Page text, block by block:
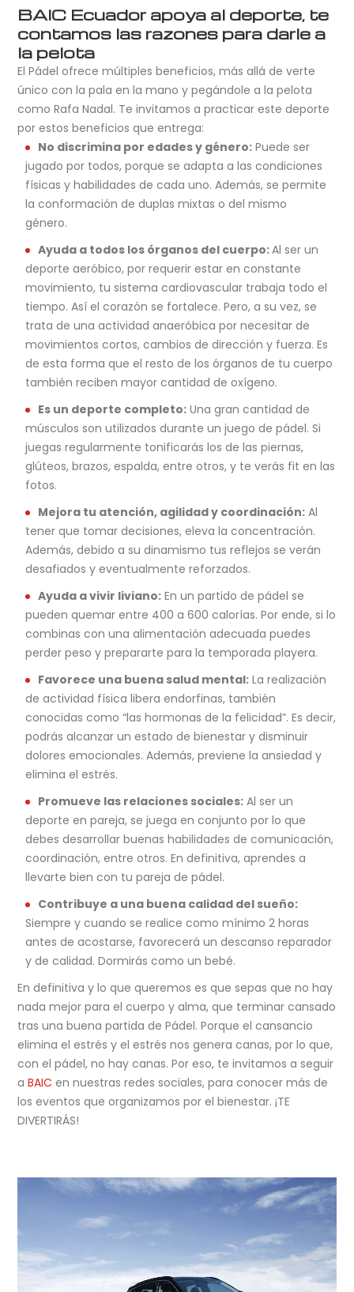
BAIC Ecuador apoya al deporte, te
contamos las razones para darle a
la pelota
El Pádel ofrece múltiples beneficios, más allá de verte
único con la pala en la mano y pegándole a la pelota
como Rafa Nadal. Te invitamos a practicar este deporte
por estos beneficios que entrega:
No discrimina por edades y género: Puede ser
jugado por todos, porque se adapta a las condiciones
físicas y habilidades de cada uno. Además, se permite
la conformación de duplas mixtas o del mismo
género.
Ayuda a todos los órganos del cuerpo:Al ser un
deporte aeróbico, por requerir estar en constante
movimiento, tu sistema cardiovascular trabaja todo el
tiempo. Así el corazón se fortalece. Pero, a su vez, se
trata de una actividad anaeróbica por necesitar de
movimientos cortos, cambios de dirección y fuerza. Es
de esta forma que el resto de los órganos de tu cuerpo
también reciben mayor cantidad de oxígeno.
Es un deporte completo: Una gran cantidad de
músculos son utilizados durante un juego de pádel. Si
juegas regularmente tonificarás los de las piernas,
glúteos, brazos, espalda, entre otros, y te verás fit en las
fotos.
Mejora tu atención, agilidad y coordinación: Al
tener que tomar decisiones, eleva la concentración.
Además, debido a su dinamismo tus reflejos se verán
desafiados y eventualmente reforzados.
Ayuda a vivir liviano: En un partido de pádel se
pueden quemar entre 400 a 600 calorías. Por ende, si lo
combinas con una alimentación adecuada puedes
perder peso y prepararte para la temporada playera.
Favorece una buena salud mental: La realización
de actividad física libera endorfinas, también
conocidas como “las hormonas de la felicidad”. Es decir,
podrás alcanzar un estado de bienestar y disminuir
dolores emocionales. Además, previene la ansiedad y
elimina el estrés.
Promueve las relaciones sociales: Al ser un
deporte en pareja, se juega en conjunto por lo que
debes desarrollar buenas habilidades de comunicación,
coordinación, entre otros. En definitiva, aprendes a
llevarte bien con tu pareja de pádel.
Contribuye a una buena calidad del sueño:
Siempre y cuando se realice como mínimo 2 horas
antes de acostarse, favorecerá un descanso reparador
y de calidad. Dormirás como un bebé.
En definitiva y lo que queremos es que sepas que no hay
nada mejor para el cuerpo y alma, que terminar cansado
tras una buena partida de Pádel. Porque el cansancio
elimina el estrés y el estrés nos genera canas, por lo que,
con el pádel, no hay canas. Por eso, te invitamos a seguir
aBAIC en nuestras redes sociales, para conocer más de
los eventos que organizamos por el bienestar. ¡TE
DIVERTIRÁS!